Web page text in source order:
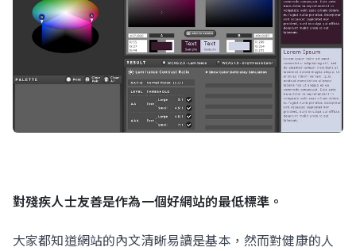
對殘疾人士友善是作為一個好網站的最低標準。
大家都知道網站的內文清晰易讀是基本，然而對健康的人